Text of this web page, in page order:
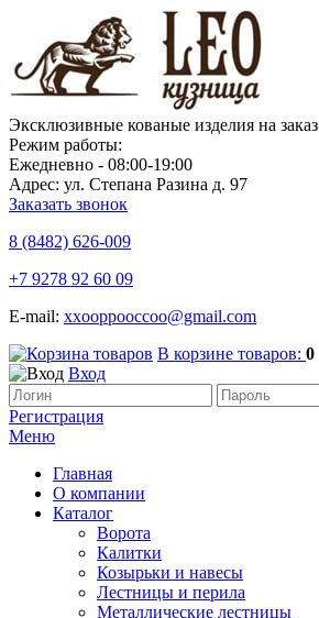
Эксклюзивные кованые изделия на заказ
Режим работы:
Ежедневно - 08:00-19:00
Адрес: ул. Степана Разина д. 97
Заказать звонок
8 (8482) 626-009
+7 9278 92 60 09
E-mail: xxooppooccoo@gmail.com
В корзине товаров: 0
Вход
Регистрация
Меню
Главная
О компании
Каталог
Ворота
Калитки
Козырьки и навесы
Лестницы и перила
Металлические лестницы